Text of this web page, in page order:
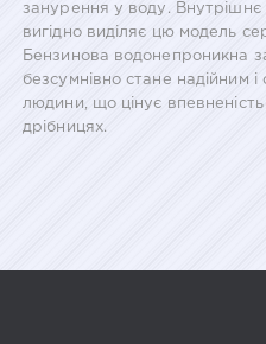
занурення у воду. Внутрішнє
вигідно виділяє цю модель
Бензинова водонепроникна
безсумнівно стане надійним
людини, що цінує
дрібницях.